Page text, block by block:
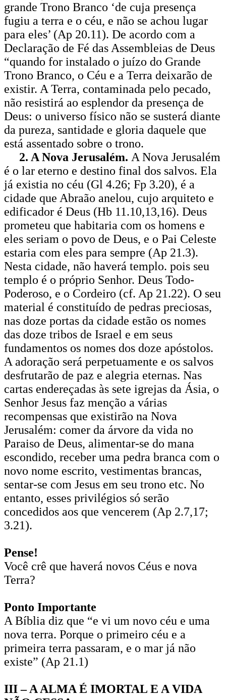
grande Trono Branco ‘de cuja presença
fugiu a terra e o céu, e não se achou lugar
para eles’ (Ap 20.11). De acordo com a
Declaração de Fé das Assembleias de Deus
“quando for instalado o juízo do Grande
Trono Branco, o Céu e a Terra deixarão de
existir. A Terra, contaminada pelo pecado,
não resistirá ao esplendor da presença de
Deus: o universo físico não se susterá diante
da pureza, santidade e gloria daquele que
está assentado sobre o trono.
2. A Nova Jerusalém. A Nova Jerusalém
é o lar eterno e destino final dos salvos. Ela
já existia no céu (Gl 4.26; Fp 3.20), é a
cidade que Abraão anelou, cujo arquiteto e
edificador é Deus (Hb 11.10,13,16). Deus
prometeu que habitaria com os homens e
eles seriam o povo de Deus, e o Pai Celeste
estaria com eles para sempre (Ap 21.3).
Nesta cidade, não haverá templo. pois seu
templo é o próprio Senhor. Deus Todo-
Poderoso, e o Cordeiro (cf. Ap 21.22). O seu
material é constituído de pedras preciosas,
nas doze portas da cidade estão os nomes
das doze tribos de Israel e em seus
fundamentos os nomes dos doze apóstolos.
A adoração será perpetuamente e os salvos
desfrutarão de paz e alegria eternas. Nas
cartas endereçadas às sete igrejas da Ásia, o
Senhor Jesus faz menção a várias
recompensas que existirão na Nova
Jerusalém: comer da árvore da vida no
Paraiso de Deus, alimentar-se do mana
escondido, receber uma pedra branca com o
novo nome escrito, vestimentas brancas,
sentar-se com Jesus em seu trono etc. No
entanto, esses privilégios só serão
concedidos aos que vencerem (Ap 2.7,17;
3.21).
Pense!
Você crê que haverá novos Céus e nova
Terra?
Ponto Importante
A Bíblia diz que “e vi um novo céu e uma
nova terra. Porque o primeiro céu e a
primeira terra passaram, e o mar já não
existe” (Ap 21.1)
III – A ALMA É IMORTAL E A VIDA